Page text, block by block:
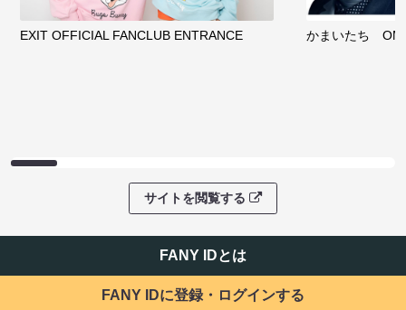
EXIT OFFICIAL FANCLUB ENTRANCE かまいたち
サイトを閲覧する
FANY IDとは
FANY IDに登録・ログインする